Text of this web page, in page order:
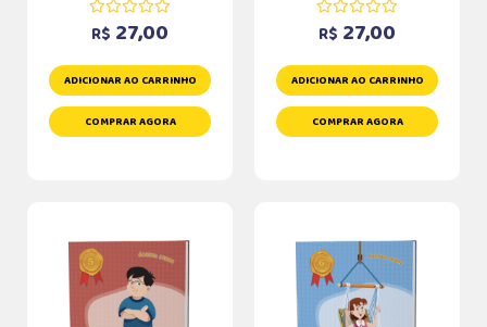
R$ 27,00
ADICIONAR AO CARRINHO
COMPRAR AGORA
R$ 27,00
ADICIONAR AO CARRINHO
COMPRAR AGORA